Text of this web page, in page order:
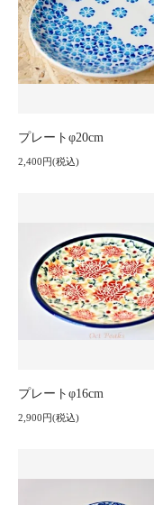
プレートφ20cm
2,400円(税込)
プレートφ16cm
2,900円(税込)